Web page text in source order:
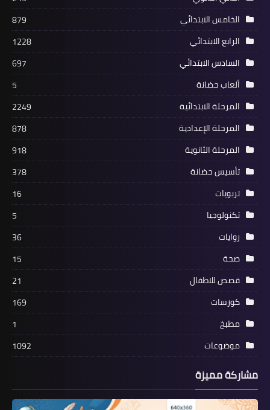
الخامس الابتدائي
879
الرابع الابتدائي
1228
السادس الابتدائي
697
ألعاب حضانة
5
المرحلة الابتدائية
2249
المرحلة الإعدادية
878
المرحلة الثانوية
918
تأسيس حضانة
378
تربويات
16
تكنولوجيا
5
روايات
36
صحة
15
قصص للاطفال
21
كورسات
169
مطبخ
1
موضوعات
1092
مشاركة مميزة